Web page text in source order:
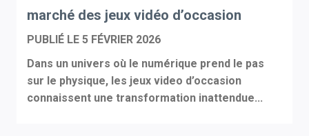
marché des jeux vidéo d’occasion
PUBLIÉ LE 5 FÉVRIER 2026
Dans un univers où le numérique prend le pas
sur le physique, les jeux video d’occasion
connaissent une transformation inattendue...